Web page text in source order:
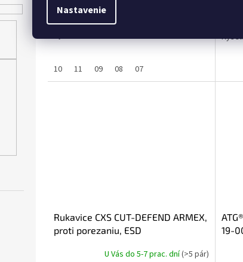
Nastavenie
€3,09
10 11 09 08 07
Rukavice CXS CUT-DEFEND ARMEX,
proti porezaniu, ESD
U Vás do 5-7 prac. dní(>5 pár)
19-